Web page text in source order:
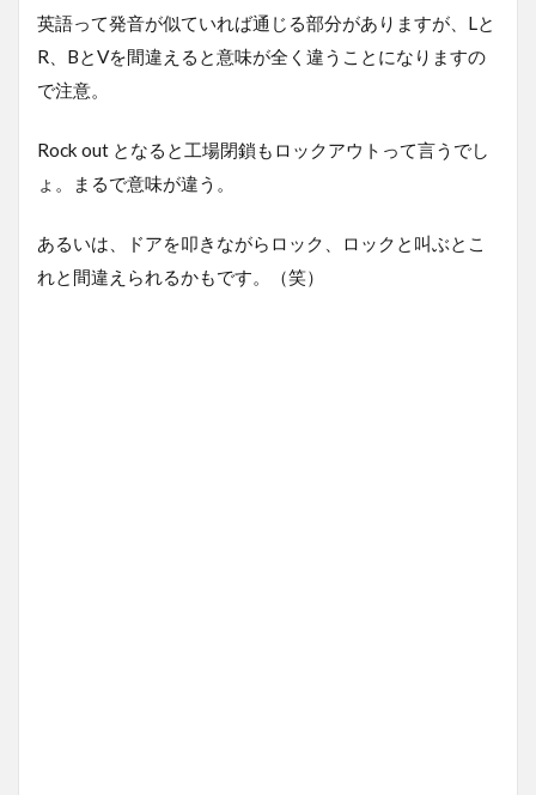
英語って発音が似ていれば通じる部分がありますが、Lと
R、BとVを間違えると意味が全く違うことになりますの
で注意。
Rock out となると工場閉鎖もロックアウトって言うでし
ょ。まるで意味が違う。
あるいは、ドアを叩きながらロック、ロックと叫ぶとこ
れと間違えられるかもです。（笑）